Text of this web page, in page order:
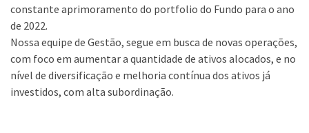
constante aprimoramento do portfolio do Fundo para o ano
de 2022.
Nossa equipe de Gestão, segue em busca de novas operações,
com foco em aumentar a quantidade de ativos alocados, e no
nível de diversificação e melhoria contínua dos ativos já
investidos, com alta subordinação.